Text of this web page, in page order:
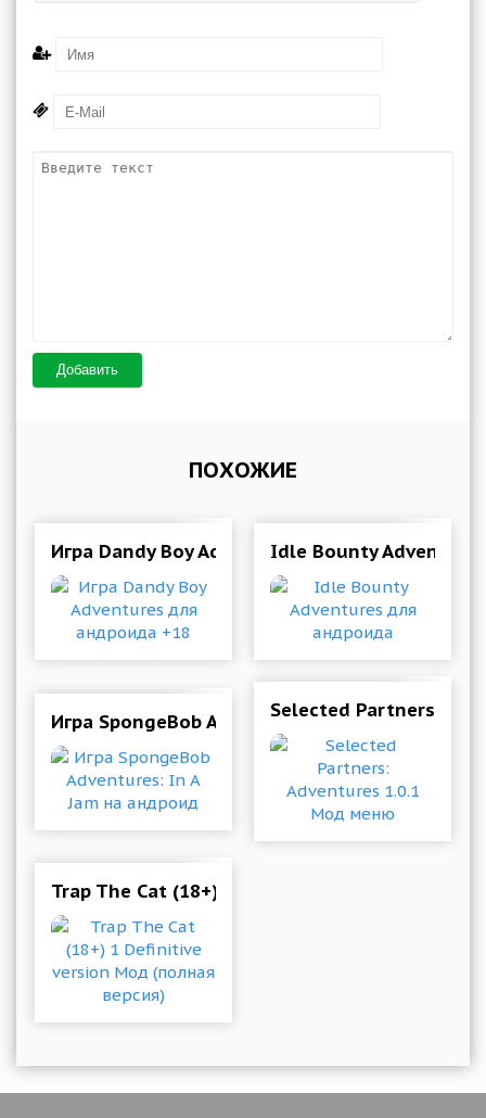
Добавить
ПОХОЖИЕ
Игра Dandy Boy Adventures для андроида +18
Idle Bounty
Игра SpongeBob Adventures: In A Jam на
Selected Partners:
Trap The Cat (18+) 1 Definitive version Мод